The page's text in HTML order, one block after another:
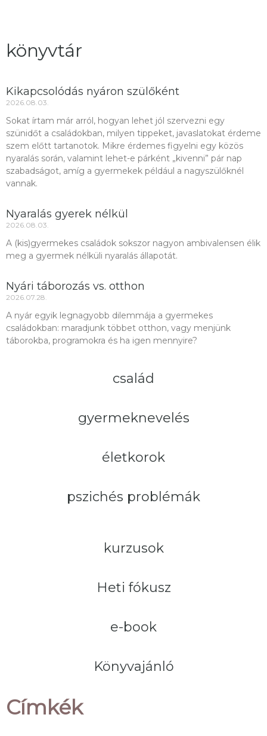
könyvtár
Kikapcsolódás nyáron szülőként
2026.08.03.
Sokat írtam már arról, hogyan lehet jól szervezni egy
szünidőt a családokban, milyen tippeket, javaslatokat érdeme
szem előtt tartanotok. Mikre érdemes figyelni egy közös
nyaralás során, valamint lehet-e párként „kivenni” pár nap
szabadságot, amíg a gyermekek például a nagyszülőknél
vannak.
Nyaralás gyerek nélkül
2026.08.03.
A (kis)gyermekes családok sokszor nagyon ambivalensen élik
meg a gyermek nélküli nyaralás állapotát.
Nyári táborozás vs. otthon
2026.07.28.
A nyár egyik legnagyobb dilemmája a gyermekes
családokban: maradjunk többet otthon, vagy menjünk
táborokba, programokra és ha igen mennyire?
család
gyermeknevelés
életkorok
pszichés problémák
kurzusok
Heti fókusz
e-book
Könyvajánló
Címkék